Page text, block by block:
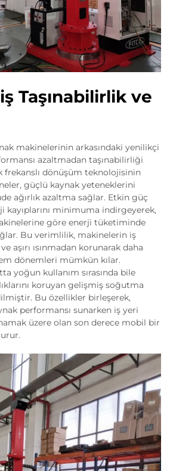
Taşınabilirlik ve
makinelerinin arkasındaki yenilikçi
azaltmadan taşınabilirliği
frekanslı dönüşüm teknolojisinin
güçlü kaynak yeteneklerini
ağırlık azaltma sağlar. Etkin güç
kayıplarını minimuma indirgeyerek,
göre enerji tüketiminde
Bu verimlilik, makinelerin iş
aşırı ısınmadan korunarak daha
dönemleri mümkün kılar.
yoğun kullanım sırasında bile
koruyan gelişmiş soğutma
Bu özellikler birleşerek,
performansı sunarken iş yeri
üzere olan son derece mobil bir